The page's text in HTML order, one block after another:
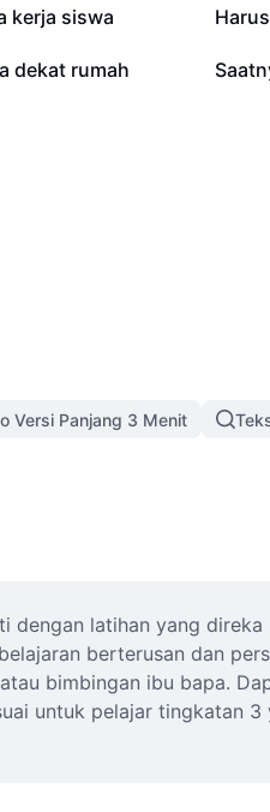
kerja siswa 1.7K
dekat rumah 843
Versi Panjang 3 Menit
dengan latihan yang direka
berterusan dan
bimbingan ibu bapa.
untuk pelajar tingkatan 3